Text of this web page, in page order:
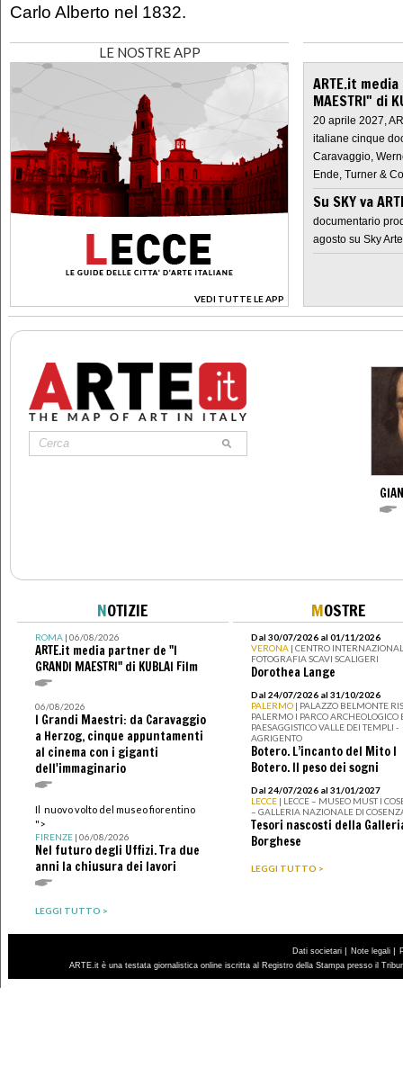
Carlo Alberto nel 1832.
LE NOSTRE APP
VEDI TUTTE LE APP
>
ARTE.it
MAESTRI" di
20 aprile 2027,
italiane cinque
Caravaggio,
Ende, Turner &
Su SKY va
documentario
agosto su Sky Arte
NOTIZIE
ROMA| 06/08/2026
ARTE.it media partner de "I
GRANDI MAESTRI" di KUBLAI Film
06/08/2026
I Grandi Maestri: da Caravaggio
a Herzog, cinque appuntamenti
al cinema con i giganti
dell'immaginario
Il nuovo volto del museo fiorentino
">
FIRENZE| 06/08/2026
Nel futuro degli Uffizi. Tra due
anni la chiusura dei lavori
LEGGI TUTTO >
MOSTRE
Dal 30/07/2026 al 01/11/2026
VERONA | CENTRO
FOTOGRAFIA SCAVI SCALIGERI
Dorothea Lange
Dal 24/07/2026 al 31/10/2026
PALERMO | PALAZZO BELMONTE
PALERMO I PARCO ARCHEOLOGICO
PAESAGGISTICO VALLE DEI TEMPLI -
AGRIGENTO
Botero. L’incanto del Mito I
Botero. Il peso dei sogni
Dal 24/07/2026 al 31/01/2027
LECCE | LECCE – MUSEO MUST I
– GALLERIA NAZIONALE DI
Tesori nascosti della
Borghese
LEGGI TUTTO >
Dati societari | Note legali |
ARTE.it è una testata giornalistica online iscritta al Registro della Stampa presso il